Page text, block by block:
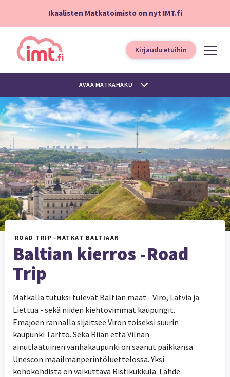
Ikaalisten Matkatoimisto on nyt IMT.fi
Kirjaudu etuihin
AVAA MATKAHAKU
ROAD TRIP -MATKAT BALTIAAN
Baltian kierros -Road
Trip
Matkalla tutuksi tulevat Baltian maat - Viro, Latvia ja
Liettua - sekä niiden kiehtovimmat kaupungit.
Emajoen rannalla sijaitsee Viron toiseksi suurin
kaupunki Tartto. Sekä Riian että Vilnan
ainutlaatuinen vanhakaupunki on saanut paikkansa
Unescon maailmanperintöluettelossa. Yksi
kohokohdista on vaikuttava Ristikukkula. Lähde